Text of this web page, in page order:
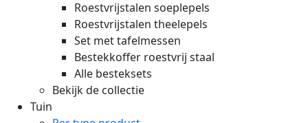
Roestvrijstalen soeplepels
Roestvrijstalen theelepels
Set met tafelmessen
Bestekkoffer roestvrij staal
Alle besteksets
Bekijk de collectie
Tuin